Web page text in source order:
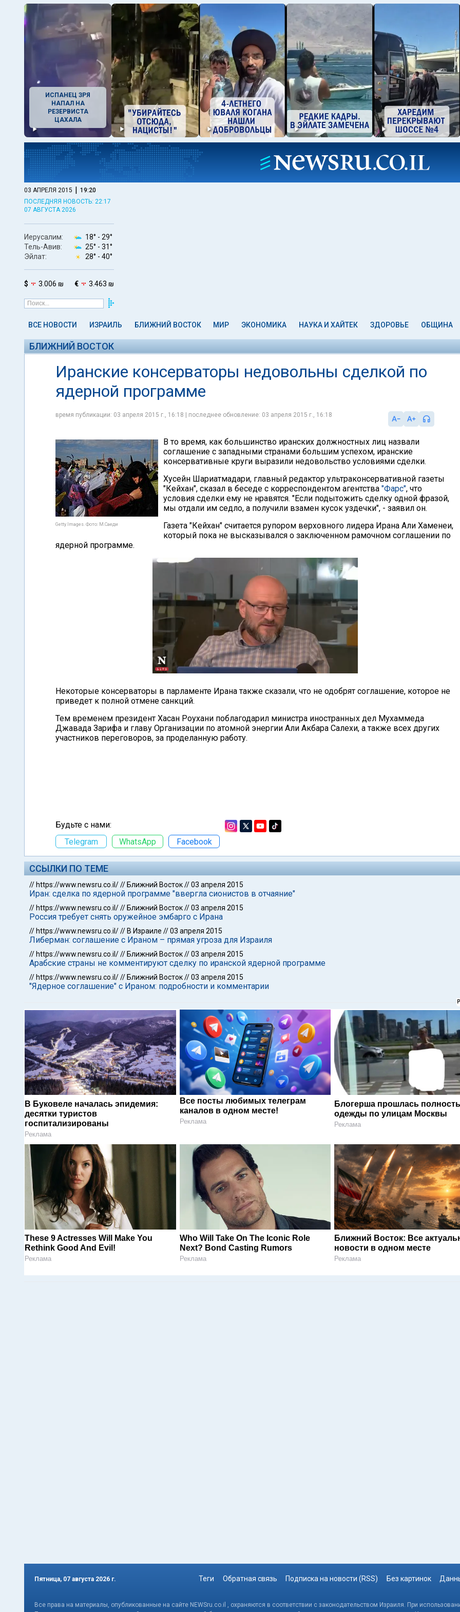
ИСПАНЕЦ ЗРЯ
НАПАЛ НА
РЕЗЕРВИСТА
ЦАХАЛА
03 АПРЕЛЯ 2015 | 19:20
ПОСЛЕДНЯЯ НОВОСТЬ: 22:17
07 АВГУСТА 2026
Иерусалим: 18° - 29°
Тель-Авив:
25° - 31°
Эйлат:
28° - 40°
$ 3.006 ₪ € 3.463 ₪
ВСЕ НОВОСТИ ИЗРАИЛЬ БЛИЖНИЙ ВОСТОК МИР ЭКОНОМИКА НАУКА И ХАЙТЕК ЗДОРОВЬЕ ОБЩИНА
БЛИЖНИЙ ВОСТОК
Иранские консерваторы недовольны сделкой по
ядерной программе
время публикации: 03 апреля 2015 г., 16:18 | последнее обновление: 03 апреля 2015 г., 16:18
Getty Images. Фото: М.Саеди
В то время, как большинство иранских должностных лиц назвали
соглашение с западными странами большим успехом, иранские
консервативные круги выразили недовольство условиями сделки.
Хусейн Шариатмадари, главный редактор ультраконсервативной газеты
"Кейхан", сказал в беседе с корреспондентом агентства "Фарс", что
условия сделки ему не нравятся. "Если подытожить сделку одной фразой,
мы отдали им седло, а получили взамен кусок уздечки", - заявил он.
Газета "Кейхан" считается рупором верховного лидера Ирана Али Хаменеи,
который пока не высказывался о заключенном рамочном соглашении по
ядерной программе.
Некоторые консерваторы в парламенте Ирана также сказали, что не одобрят соглашение, которое не
приведет к полной отмене санкций.
Тем временем президент Хасан Роухани поблагодарил министра иностранных дел Мухаммеда
Джавада Зарифа и главу Организации по атомной энергии Али Акбара Салехи, а также всех других
участников переговоров, за проделанную работу.
Будьте с нами:
Telegram
WhatsApp Facebook
ССЫЛКИ ПО ТЕМЕ
// https://www.newsru.co.il/// Ближний Восток//03 апреля 2015
Иран: сделка по ядерной программе "ввергла сионистов в отчаяние"
// https://www.newsru.co.il/// Ближний Восток//03 апреля 2015
Россия требует снять оружейное эмбарго с Ирана
// https://www.newsru.co.il/// В Израиле //03 апреля 2015
Либерман: cоглашение с Ираном – прямая угроза для Израиля
// https://www.newsru.co.il/// Ближний Восток//03 апреля 2015
Арабские страны не комментируют сделку по иранской ядерной программе
// https://www.newsru.co.il/// Ближний Восток//03 апреля 2015
"Ядерное соглашение" с Ираном: подробности и комментарии
В Буковеле началась эпидемия:
десятки туристов
госпитализированы
Реклама
Все посты любимых телеграм
каналов в одном месте!
Реклама
Блогерша прошлась
одежды по улицам Москвы
Реклама
These 9 Actresses Will Make You
Rethink Good And Evil!
Реклама
Who Will Take On The Iconic Role
Next? Bond Casting Rumors
Реклама
Ближний Восток: Все
новости в одном месте
Реклама
Пятница, 07 августа 2026 г. Теги Обратная связь Подписка на новости (RSS) Без картинок
Все права на материалы, опубликованные на сайте NEWSru.co.il , охраняются в соответствии с законодательством Израиля. При